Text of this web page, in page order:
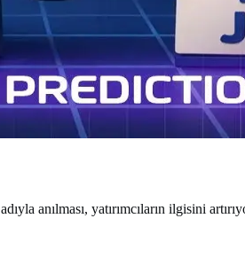
anılması, yatırımcıların ilgisini